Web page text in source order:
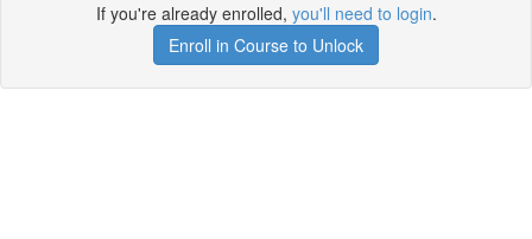
If you're already enrolled, you'll need to login.
Enroll in Course to Unlock